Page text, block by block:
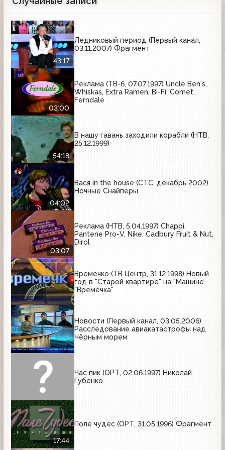
43:17
Ледниковый период (Первый канал,
03.11.2007) Фрагмент
03:00
Реклама (ТВ-6, 07.07.1997) Uncle Ben's,
Whiskas, Extra Ramen, Bi-Fi, Comet,
Ferndale
54:18
В нашу гавань заходили корабли (НТВ,
25.12.1999)
04:02
Вася in the house (СТС, декабрь 2002)
Ночные Снайперы
03:07
Реклама (НТВ, 5.04.1997) Chappi,
Pantene Pro-V, Nike, Cadbury Fruit & Nut,
Dirol
Времечко (ТВ Центр, 31.12.1998) Новый
год в "Старой квартире" на "Машине
"Времечка"
Новости (Первый канал, 03.05.2006)
Расследование авиакатастрофы над
Чёрным морем
Час пик (ОРТ, 02.06.1997) Николай
Губенко
17:44
Поле чудес (ОРТ, 31.05.1996) Фрагмент